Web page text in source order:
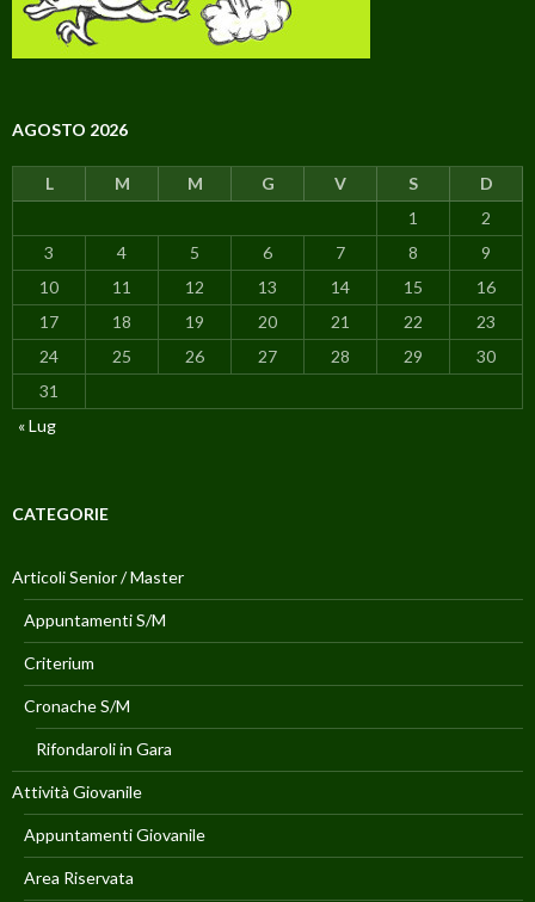
AGOSTO 2026
L M M G V S
D
1
2
3
4 5 6 7 8
9
10
11 12 13 14 15
16
17
18 19 20 21 22
23
24
25 26 27 28 29
30
31
« Lug
CATEGORIE
Articoli Senior / Master
Appuntamenti S/M
Criterium
Cronache S/M
Rifondaroli in Gara
Attività Giovanile
Appuntamenti Giovanile
Area Riservata